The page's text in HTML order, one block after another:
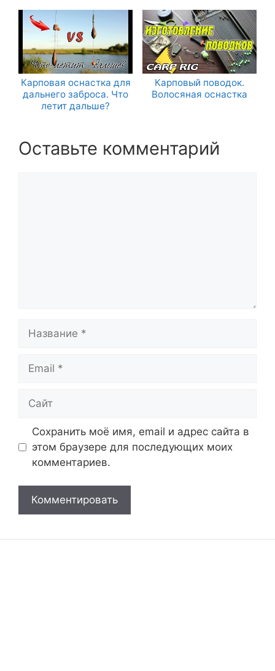
Карповая оснастка для
дальнего заброса. Что
летит дальше?
Карповый поводок.
Волосяная оснастка
Оставьте комментарий
Сохранить моё имя, email и адрес сайта в
этом браузере для последующих моих
комментариев.